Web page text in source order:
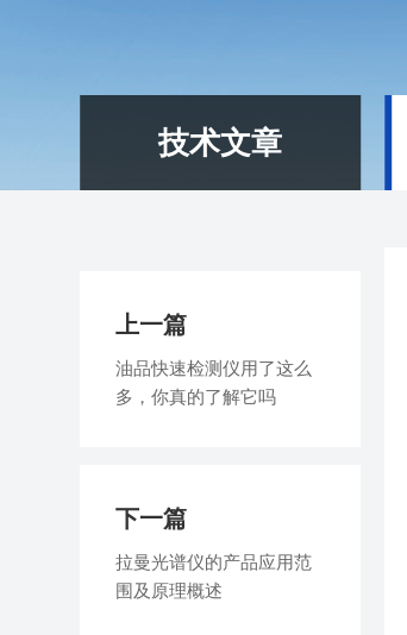
技术文章
上一篇
油品快速检测仪用了这么
多，你真的了解它吗
下一篇
拉曼光谱仪的产品应用范
围及原理概述